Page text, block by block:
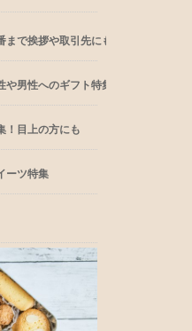
で挨拶や取引先にも
男性へのギフト特集
！目上の方にも
ーツ特集